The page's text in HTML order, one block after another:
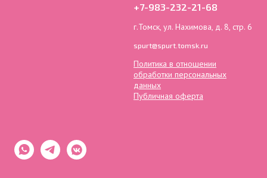
+7-983-232-21-68
г.Томск, ул. Нахимова, д. 8, стр. 6
spurt@spurt.tomsk.ru
Политика в отношении
обработки персональных
данных
Публичная оферта